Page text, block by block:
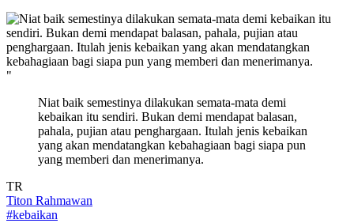
"
Niat baik semestinya dilakukan semata-mata demi
kebaikan itu sendiri. Bukan demi mendapat balasan,
pahala, pujian atau penghargaan. Itulah jenis kebaikan
yang akan mendatangkan kebahagiaan bagi siapa pun
yang memberi dan menerimanya.
TR
Titon Rahmawan
#kebaikan